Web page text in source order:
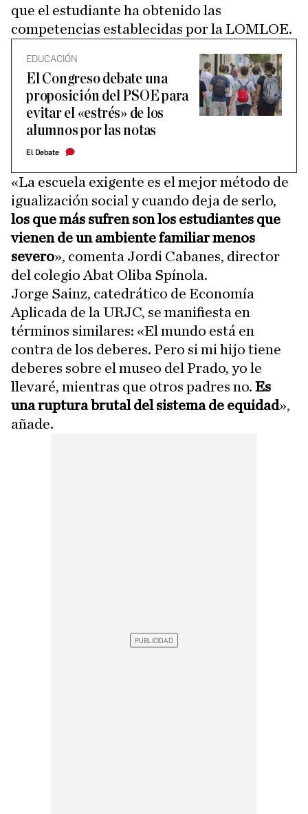
que el estudiante ha obtenido las
competencias establecidas por la LOMLOE.
EDUCACIÓN
El Congreso debate una
proposición del PSOE para
evitar el «estrés» de los
alumnos por las notas
El Debate
«La escuela exigente es el mejor método de
igualización social y cuando deja de serlo,
los que más sufren son los estudiantes que
vienen de un ambiente familiar menos
severo», comenta Jordi Cabanes, director
del colegio Abat Oliba Spínola.
Jorge Sainz, catedrático de Economía
Aplicada de la URJC, se manifiesta en
términos similares: «El mundo está en
contra de los deberes. Pero si mi hijo tiene
deberes sobre el museo del Prado, yo le
llevaré, mientras que otros padres no. Es
una ruptura brutal del sistema de equidad»,
añade.